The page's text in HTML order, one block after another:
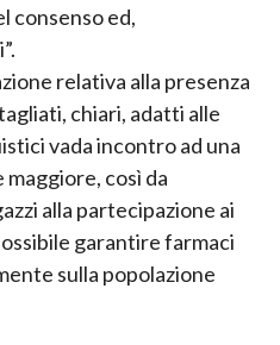
consenso ed,
relativa alla presenza
chiari, adatti alle
vada incontro ad una
così da
alla partecipazione ai
garantire farmaci
sulla popolazione